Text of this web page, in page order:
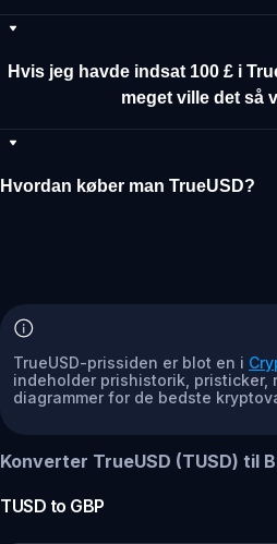
Hvis jeg havde indsat 100 £ i
meget ville det så
Hvordan køber man TrueUSD?
TrueUSD-prissiden er blot en i
indeholder prishistorik,
diagrammer for de bedste
Konverter TrueUSD (TUSD) til
TUSD to GBP